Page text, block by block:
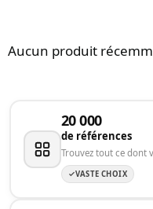
Aucun produit
20 000
de références
Trouvez tout ce dont
VASTE CHOIX